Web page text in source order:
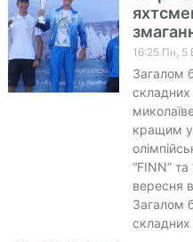
16:25 Пн, 5
Загалом
складних
кращим у
“FINN”
вересня
Загалом